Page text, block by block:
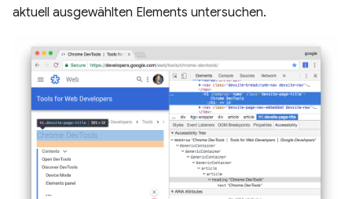
aktuell ausgewählten Elements untersuchen.